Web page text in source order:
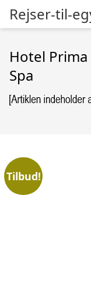
Rejser-til-
Hotel
Spa
Tilbud!